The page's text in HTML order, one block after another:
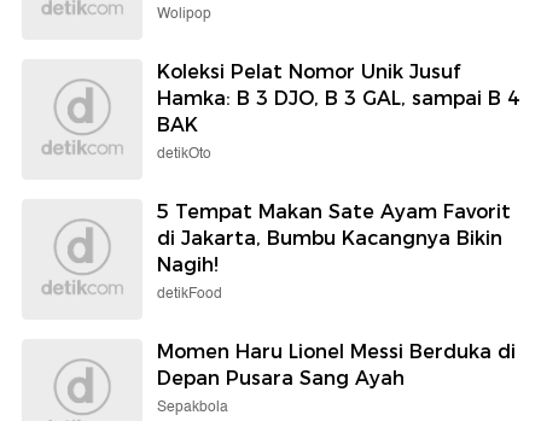
Wolipop
Koleksi Pelat Nomor Unik Jusuf
Hamka: B 3 DJO, B 3 GAL, sampai B 4
BAK
detikOto
5 Tempat Makan Sate Ayam Favorit
di Jakarta, Bumbu Kacangnya Bikin
Nagih!
detikFood
Momen Haru Lionel Messi Berduka di
Depan Pusara Sang Ayah
Sepakbola